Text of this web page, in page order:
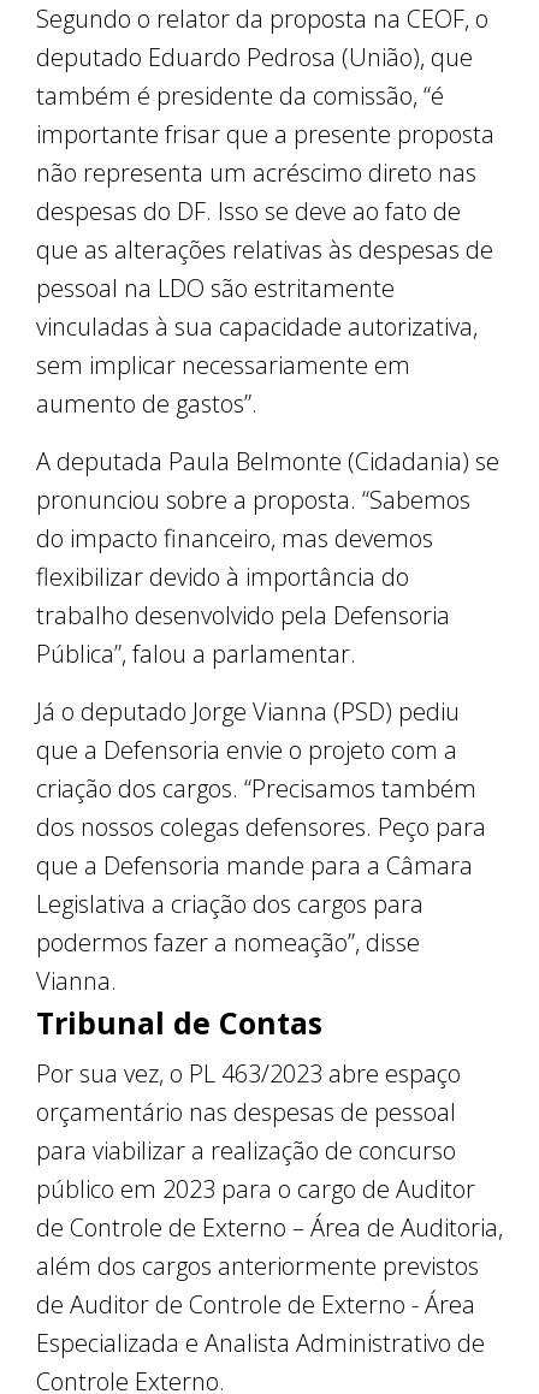
Segundo o relator da proposta na CEOF, o
deputado Eduardo Pedrosa (União), que
também é presidente da comissão, “é
importante frisar que a presente proposta
não representa um acréscimo direto nas
despesas do DF. Isso se deve ao fato de
que as alterações relativas às despesas de
pessoal na LDO são estritamente
vinculadas à sua capacidade autorizativa,
sem implicar necessariamente em
aumento de gastos”.
A deputada Paula Belmonte (Cidadania) se
pronunciou sobre a proposta. “Sabemos
do impacto financeiro, mas devemos
flexibilizar devido à importância do
trabalho desenvolvido pela Defensoria
Pública”, falou a parlamentar.
Já o deputado Jorge Vianna (PSD) pediu
que a Defensoria envie o projeto com a
criação dos cargos. “Precisamos também
dos nossos colegas defensores. Peço para
que a Defensoria mande para a Câmara
Legislativa a criação dos cargos para
podermos fazer a nomeação”, disse
Vianna.
Tribunal de Contas
Por sua vez, o PL 463/2023 abre espaço
orçamentário nas despesas de pessoal
para viabilizar a realização de concurso
público em 2023 para o cargo de Auditor
de Controle de Externo – Área de Auditoria,
além dos cargos anteriormente previstos
de Auditor de Controle de Externo - Área
Especializada e Analista Administrativo de
Controle Externo.